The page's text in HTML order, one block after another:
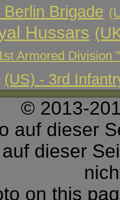
Berlin Brigade
Hussars
Armored Division
(US) - 3rd
© 2013-
auf dieser
dieser
on this